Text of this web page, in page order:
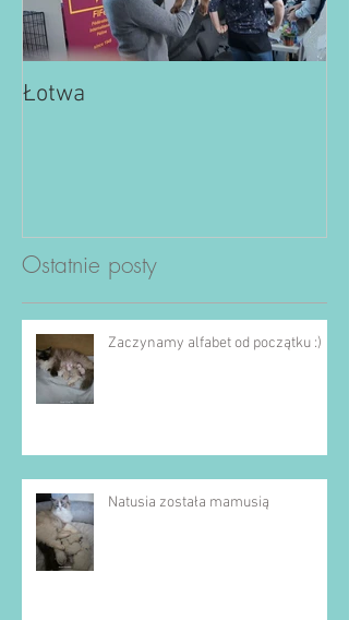
Łotwa
Ostatnie posty
Zaczynamy alfabet od początku :)
Natusia została mamusią